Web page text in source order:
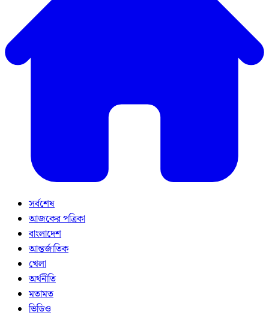
সর্বশেষ
আজকের পত্রিকা
বাংলাদেশ
আন্তর্জাতিক
খেলা
অর্থনীতি
মতামত
ভিডিও